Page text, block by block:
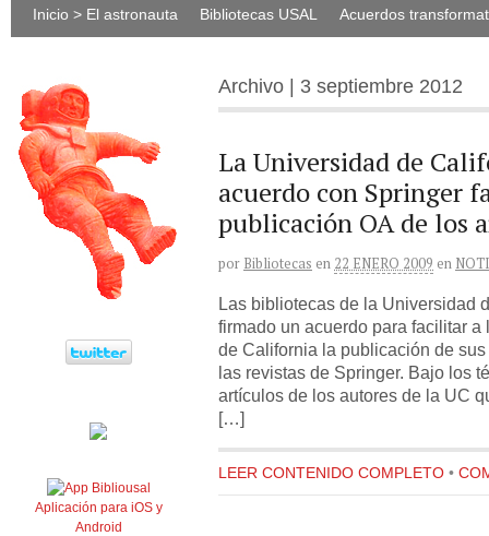
Inicio > El astronauta Bibliotecas USAL Acuerdos
Archivo | 3 septiembre 2012
La Universidad de
acuerdo con Springer
publicación OA de los
por Bibliotecas en 22 ENERO 2009 en
Las bibliotecas de la Universidad
firmado un acuerdo para facilitar
de California la publicación de
las revistas de Springer. Bajo los
artículos de los autores de la UC
[…]
LEER CONTENIDO COMPLETO •
Aplicación para iOS y
Android